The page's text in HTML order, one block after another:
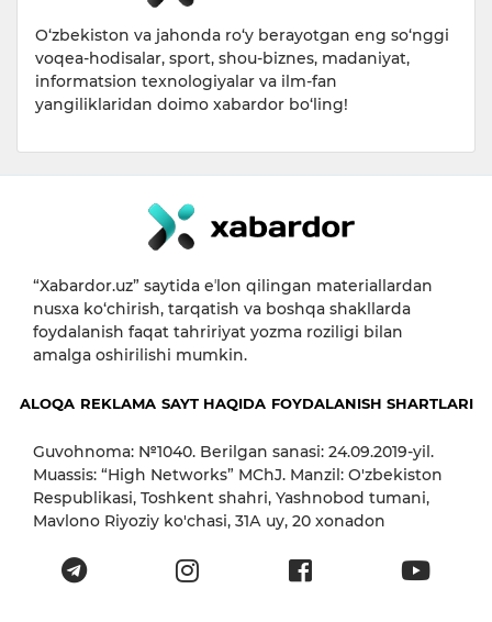
O‘zbekiston va jahonda ro‘y berayotgan eng so‘nggi
voqea-hodisalar, sport, shou-biznes, madaniyat,
informatsion texnologiyalar va ilm-fan
yangiliklaridan doimo xabardor bo‘ling!
“Xabardor.uz” saytida eʼlon qilingan materiallardan
nusxa ko‘chirish, tarqatish va boshqa shakllarda
foydalanish faqat tahririyat yozma roziligi bilan
amalga oshirilishi mumkin.
ALOQA REKLAMA SAYT HAQIDA FOYDALANISH SHARTLARI
Guvohnoma: №1040. Berilgan sanasi: 24.09.2019-yil.
Muassis: “High Networks” MChJ. Manzil: O'zbekiston
Respublikasi, Toshkent shahri, Yashnobod tumani,
Mavlono Riyoziy ko'chasi, 31А uy, 20 xonadon